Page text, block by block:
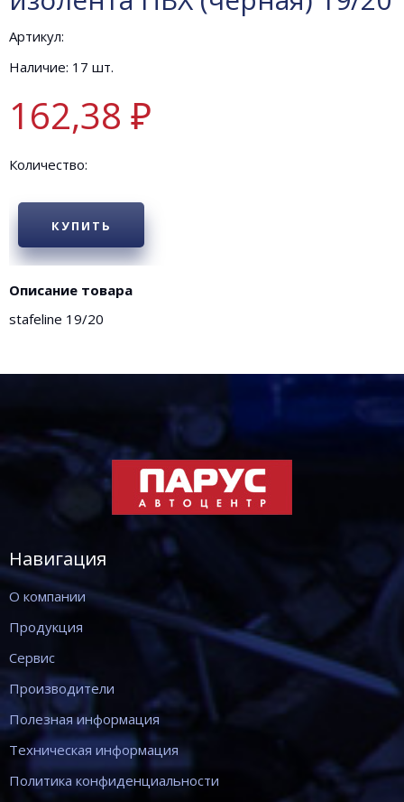
Артикул:
Наличие: 17 шт.
162,38 ₽
Количество:
КУПИТЬ
Описание товара
stafeline 19/20
Навигация
О компании
Продукция
Сервис
Производители
Полезная информация
Техническая информация
Политика конфиденциальности